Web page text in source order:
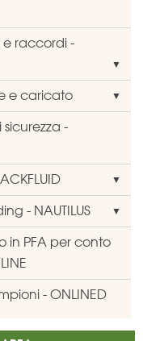
e raccordi -
e caricato
sicurezza -
- NAUTILUS
in PFA per conto
- ONLINED